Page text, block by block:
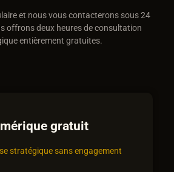
et nous vous contacterons sous 24
offrons deux heures de consultation
entièrement gratuites.
gratuit
stratégique sans engagement